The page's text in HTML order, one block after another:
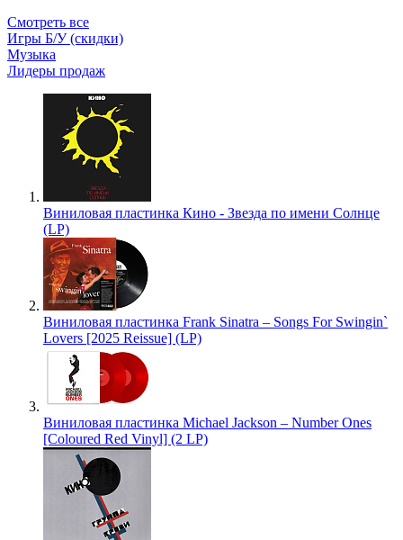
Смотреть все
Игры Б/У (скидки)
Музыка
Лидеры продаж
Виниловая пластинка Кино - Звезда по имени Солнце
(LP)
Виниловая пластинка Frank Sinatra – Songs For Swingin`
Lovers [2025 Reissue] (LP)
Виниловая пластинка Michael Jackson – Number Ones
[Coloured Red Vinyl] (2 LP)